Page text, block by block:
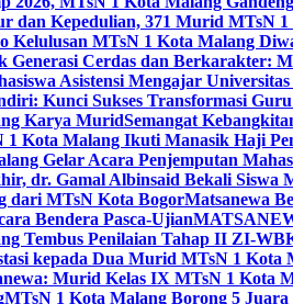
dan Kepedulian, 371 Murid MTsN
Kelulusan MTsN 1 Kota Malang
Generasi Cerdas dan Berkarakter:
Asistensi Mengajar
Kunci Sukses Transformasi
Karya MuridSemangat
Kota Malang Ikuti Manasik Haji
Gelar Acara Penjemputan
dr. Gamal Albinsaid Bekali Siswa
dari MTsN Kota BogorMatsanewa
Bendera Pasca-Ujian
Tembus Penilaian Tahap II ZI-
kepada Dua Murid MTsN 1 Kota
Murid Kelas IX MTsN 1
MTsN 1 Kota Malang Borong 5